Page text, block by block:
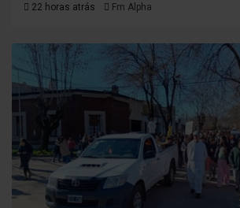
22 horas atrás Fm Alpha